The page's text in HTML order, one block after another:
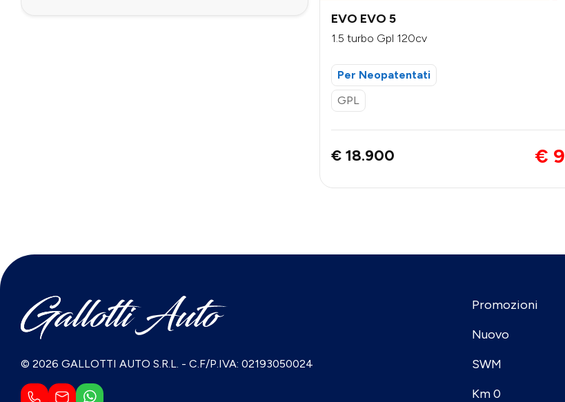
EVO EVO 5
1.5 turbo Gpl 120cv
Per Neopatentati
GPL
€ 18.900 € 9
© 2026 GALLOTTI AUTO S.R.L. - C.F/P.IVA: 02193050024
Promozioni
Nuovo
SWM
Km 0